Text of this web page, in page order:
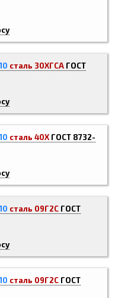
10 сталь 30ХГСА ГОСТ
10 сталь 40Х ГОСТ 8732-
10 сталь 09Г2С ГОСТ
10 сталь 09Г2С ГОСТ